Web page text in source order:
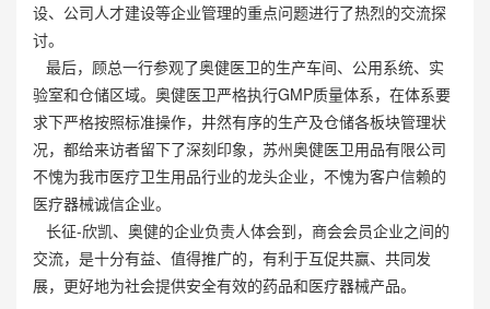
设、公司人才建设等企业管理的重点问题进行了热烈的交流探
讨。
最后，顾总一行参观了奥健医卫的生产车间、公用系统、实
验室和仓储区域。奥健医卫严格执行GMP质量体系，在体系要
求下严格按照标准操作，井然有序的生产及仓储各板块管理状
况，都给来访者留下了深刻印象，苏州奥健医卫用品有限公司
不愧为我市医疗卫生用品行业的龙头企业，不愧为客户信赖的
医疗器械诚信企业。
长征-欣凯、奥健的企业负责人体会到，商会会员企业之间的
交流，是十分有益、值得推广的，有利于互促共赢、共同发
展，更好地为社会提供安全有效的药品和医疗器械产品。